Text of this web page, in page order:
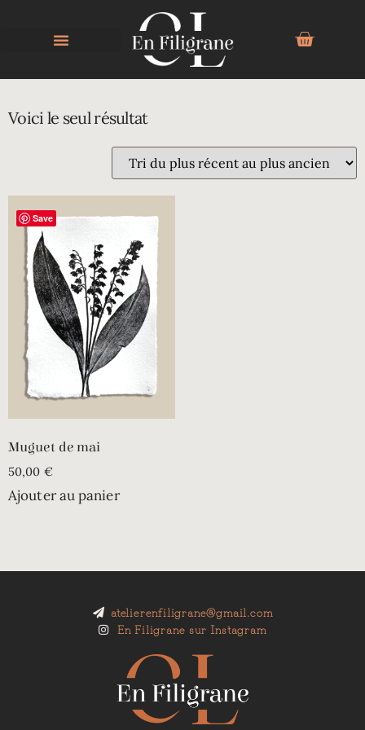
Voici le seul résultat
Save
Muguet de mai
50,00 €
Ajouter au panier
atelierenfiligrane@gmail.com
En Filigrane sur Instagram